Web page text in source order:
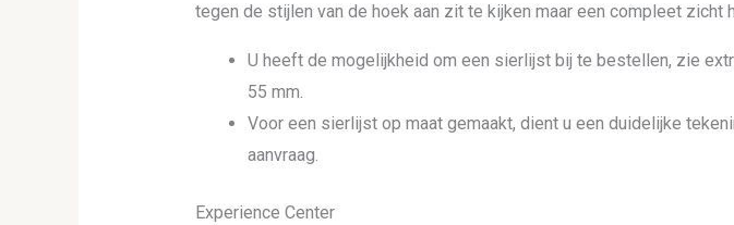
tegen de stijlen van de hoek aan zit te kijken maar een compleet zicht
U heeft de mogelijkheid om een sierlijst bij te bestellen, zie
55 mm.
Voor een sierlijst op maat gemaakt, dient u een duidelijke
aanvraag.
Experience Center